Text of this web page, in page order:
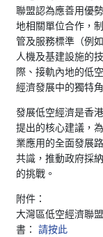
聯盟認為應善用優
地相關單位合作，
管及服務標準（例
人機及基建設施的
際、接軌內地的低
經濟發展中的獨特角
發展低空經濟是香
提出的核心建議，
業應用的全面發展
共識，推動政府採
的挑戰。
附件：
大灣區低空經濟聯
書： 請按此